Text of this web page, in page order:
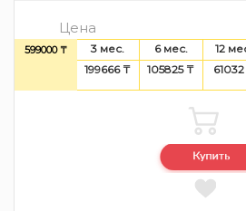
Цена
599000 ₸ 3 мес. 6 мес. 12
199666 ₸
105825 ₸